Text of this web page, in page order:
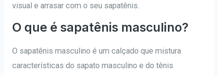
visual e arrasar com o seu sapatênis.
O que é sapatênis masculino?
O sapatênis masculino é um calçado que mistura
características do sapato masculino e do tênis